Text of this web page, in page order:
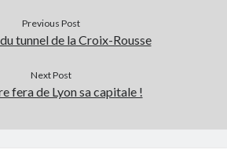
Previous Post
tunnel de la Croix-Rousse
Next Post
fera de Lyon sa capitale !